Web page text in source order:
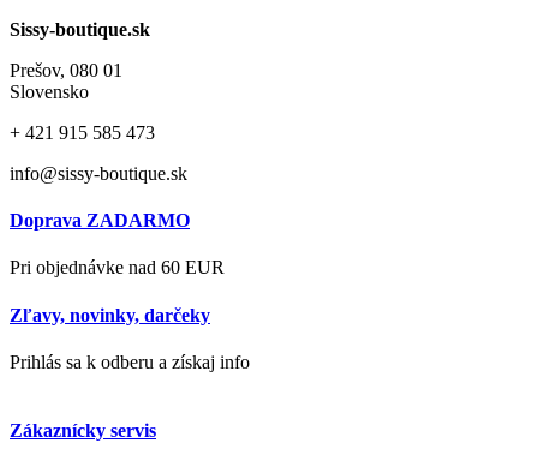
Sissy-boutique.sk
Prešov, 080 01
Slovensko
+ 421 915 585 473
info@sissy-boutique.sk
Doprava ZADARMO
Pri objednávke nad 60 EUR
Zľavy, novinky, darčeky
Prihlás sa k odberu a získaj info
Zákaznícky servis